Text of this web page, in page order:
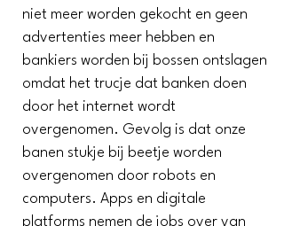
niet meer worden gekocht en geen
advertenties meer hebben en
bankiers worden bij bossen ontslagen
omdat het trucje dat banken doen
door het internet wordt
overgenomen. Gevolg is dat onze
banen stukje bij beetje worden
overgenomen door robots en
computers. Apps en digitale
platforms nemen de jobs over van